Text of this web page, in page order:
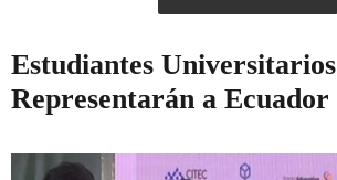
Estudiantes Universitarios
Representarán a Ecuador